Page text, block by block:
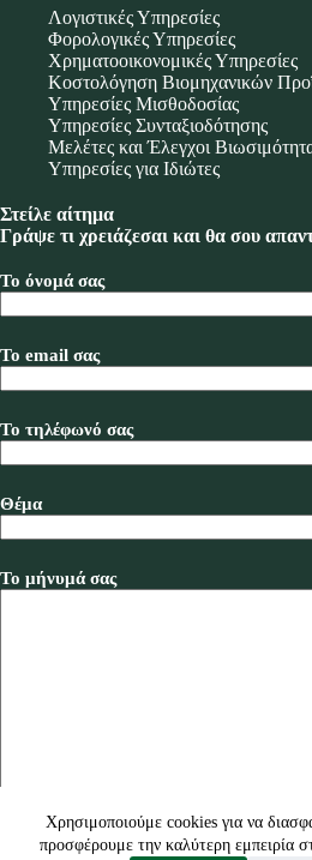
Χρησιμοποιούμε cookies για να
προσφέρουμε την καλύτερη εμπειρία
Λογιστικές Υπηρεσίες
Φορολογικές Υπηρεσίες
Χρηματοοικονομικές Υπηρεσίες
Κοστολόγηση Βιομηχανικών
Υπηρεσίες Μισθοδοσίας
Υπηρεσίες Συνταξιοδότησης
Μελέτες και Έλεγχοι
Υπηρεσίες για Ιδιώτες
Στείλε αίτημα
Γράψε τι χρειάζεσαι και θα σου
Το όνομά σας
Το email σας
Το τηλέφωνό σας
Θέμα
Το μήνυμά σας